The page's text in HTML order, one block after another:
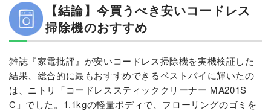
【結論】今買うべき安いコードレス
掃除機のおすすめ
雑誌『家電批評』が安いコードレス掃除機を実機検証した
結果、総合的に最もおすすめできるベストバイに輝いたの
は、ニトリ「コードレススティッククリーナー MA201S
C」でした。1.1kgの軽量ボディで、フローリングのゴミを